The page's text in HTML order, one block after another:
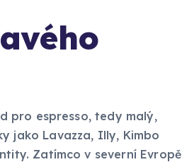
pro espresso, tedy malý,
jako Lavazza, Illy, Kimbo
Zatímco v severní Evropě